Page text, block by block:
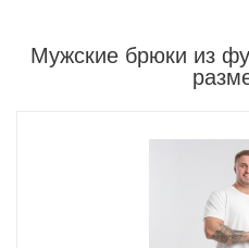
Мужские брюки из